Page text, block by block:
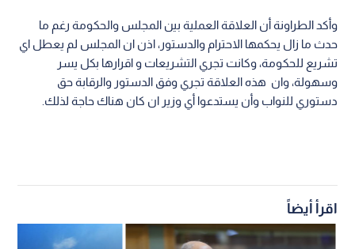
وأكد الطراونة أن العلاقة العملية بين المجلس والحكومة رغم ما
حدث ما زال يحكمها الاحترام والدستور، اذن ان المجلس لم يعطل اي
تشريع للحكومة، وكانت تجري التشريعات و اقرارها بكل يسر
وسهولة، وان هذه العلاقة تجري وفق الدستور والرقابة حق
دستوري للنواب وأن يستدعوا أي وزير ان كان هناك حاجة لذلك.
اقرأ أيضاً